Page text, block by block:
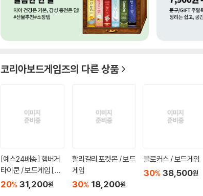
코리아보드게임즈의 다른 상품
[예스24배송] 햄버거
타이쿤 / 보드게임 [만
6세...
20% 31,200원
할리갈리 포켓몬 / 보드
게임
30% 18,200원
블로커스 / 보드게임
30% 38,500원